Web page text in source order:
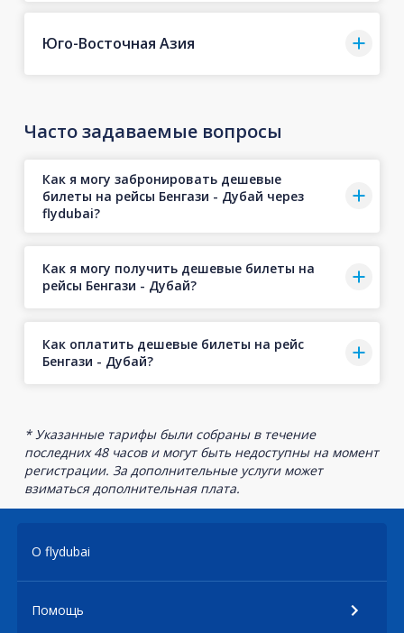
Юго-Восточная Азия
Часто задаваемые вопросы
Как я могу забронировать дешевые
билеты на рейсы Бенгази - Дубай через
flydubai?
Как я могу получить дешевые билеты на
рейсы Бенгази - Дубай?
Как оплатить дешевые билеты на рейс
Бенгази - Дубай?
* Указанные тарифы были собраны в течение
последних 48 часов и могут быть недоступны на момент
регистрации. За дополнительные услуги может
взиматься дополнительная плата.
О flydubai
Помощь